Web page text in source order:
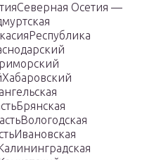
Осетия —